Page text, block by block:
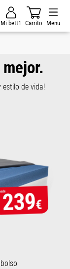
Mi bett1 Carrito Menu
estilo de vida!